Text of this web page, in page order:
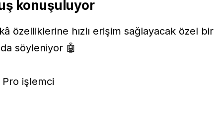
konuşuluyor
özelliklerine hızlı erişim sağlayacak özel bir
söyleniyor 🤖
işlemci